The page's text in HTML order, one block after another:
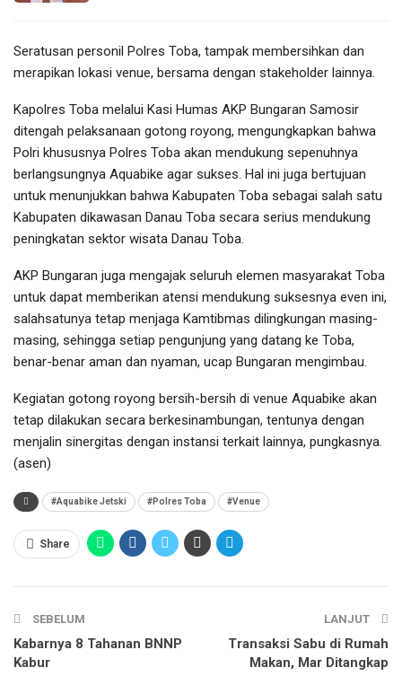
Seratusan personil Polres Toba, tampak membersihkan dan
merapikan lokasi venue, bersama dengan stakeholder lainnya.
Kapolres Toba melalui Kasi Humas AKP Bungaran Samosir
ditengah pelaksanaan gotong royong, mengungkapkan bahwa
Polri khususnya Polres Toba akan mendukung sepenuhnya
berlangsungnya Aquabike agar sukses. Hal ini juga bertujuan
untuk menunjukkan bahwa Kabupaten Toba sebagai salah satu
Kabupaten dikawasan Danau Toba secara serius mendukung
peningkatan sektor wisata Danau Toba.
AKP Bungaran juga mengajak seluruh elemen masyarakat Toba
untuk dapat memberikan atensi mendukung suksesnya even ini,
salahsatunya tetap menjaga Kamtibmas dilingkungan masing-
masing, sehingga setiap pengunjung yang datang ke Toba,
benar-benar aman dan nyaman, ucap Bungaran mengimbau.
Kegiatan gotong royong bersih-bersih di venue Aquabike akan
tetap dilakukan secara berkesinambungan, tentunya dengan
menjalin sinergitas dengan instansi terkait lainnya, pungkasnya.
(asen)
#Aquabike Jetski #Polres Toba #Venue
Share
SEBELUM
Kabarnya 8 Tahanan BNNP
Kabur
LANJUT
Transaksi Sabu di Rumah
Makan, Mar Ditangkap